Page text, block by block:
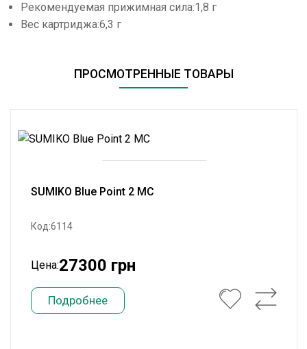
Рекомендуемая прижимная сила:1,8 г
Вес картриджа:6,3 г
ПРОСМОТРЕННЫЕ ТОВАРЫ
SUMIKO Blue Point 2 MC
Код:6114
Цена:27300 грн
Подробнее